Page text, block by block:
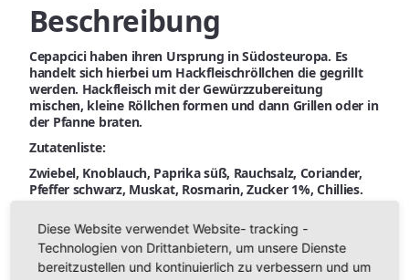
Beschreibung
Cepapcici haben ihren Ursprung in Südosteuropa. Es
handelt sich hierbei um Hackfleischröllchen die gegrillt
werden. Hackfleisch mit der Gewürzzubereitung
mischen, kleine Röllchen formen und dann Grillen oder in
der Pfanne braten.
Zutatenliste:
Zwiebel, Knoblauch, Paprika süß, Rauchsalz, Coriander,
Pfeffer schwarz, Muskat, Rosmarin, Zucker 1%, Chillies.
Grundpreis Cevapcici-Gewürz:
Diese Website verwendet Website- tracking -
Technologien von Drittanbietern, um unsere Dienste
bereitzustellen und kontinuierlich zu verbessern und um